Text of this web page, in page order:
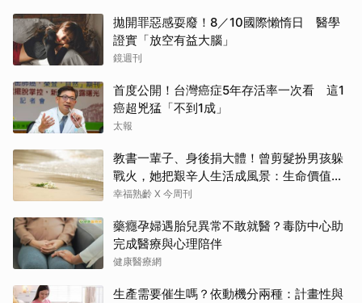
拋開罪惡感耍廢！8／10國際懶惰日 醫學
證實「放空有益大腦」
鏡週刊
首度公開！台灣癌症5年存活率一次看 這1
癌超兇猛「不到1成」
太報
教書一輩子、身後捐大體！曾剪髮扮男孩躲
戰火，她把艱辛人生活成風景：生命價值在
於成為祝福
幸福熟齡 X 今周刊
藥癮孕婦遇胎兒異常不敢就醫？毒防中心助
完成醫療與心理陪伴
健康醫療網
生產需要催生嗎？依動機分兩種：計畫性與